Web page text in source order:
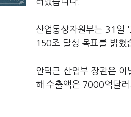
러냈습니다.
산업통상자원부는 31일
150조 달성 목표를 밝혔
안덕근 산업부 장관은
해 수출액은 7000억달